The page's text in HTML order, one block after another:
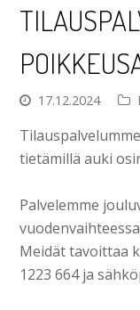
17.12.2024
tietämillä auki
Palvelemme
Meidät tavoittaa
1223 664 ja